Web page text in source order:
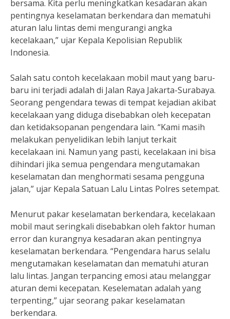
bersama. Kita perlu meningkatkan kesadaran akan
pentingnya keselamatan berkendara dan mematuhi
aturan lalu lintas demi mengurangi angka
kecelakaan,” ujar Kepala Kepolisian Republik
Indonesia.
Salah satu contoh kecelakaan mobil maut yang baru-
baru ini terjadi adalah di Jalan Raya Jakarta-Surabaya.
Seorang pengendara tewas di tempat kejadian akibat
kecelakaan yang diduga disebabkan oleh kecepatan
dan ketidaksopanan pengendara lain. “Kami masih
melakukan penyelidikan lebih lanjut terkait
kecelakaan ini. Namun yang pasti, kecelakaan ini bisa
dihindari jika semua pengendara mengutamakan
keselamatan dan menghormati sesama pengguna
jalan,” ujar Kepala Satuan Lalu Lintas Polres setempat.
Menurut pakar keselamatan berkendara, kecelakaan
mobil maut seringkali disebabkan oleh faktor human
error dan kurangnya kesadaran akan pentingnya
keselamatan berkendara. “Pengendara harus selalu
mengutamakan keselamatan dan mematuhi aturan
lalu lintas. Jangan terpancing emosi atau melanggar
aturan demi kecepatan. Keselematan adalah yang
terpenting,” ujar seorang pakar keselamatan
berkendara.